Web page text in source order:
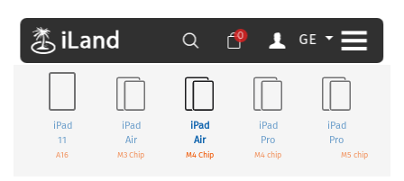
0 GE
iPad
11
A16
iPad
Air
M3 Chip
iPad
Air
M4 Chip
iPad
Pro
M4 chip
iPad
Pro
M5 chip